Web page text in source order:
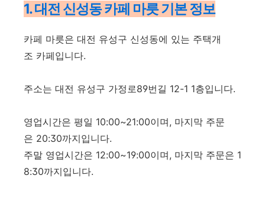
1. 대전 신성동 카페 마릇 기본 정보
카페 마릇은 대전 유성구 신성동에 있는 주택개
조 카페입니다.
주소는 대전 유성구 가정로89번길 12-1 1층입니다.
영업시간은 평일 10:00~21:00이며, 마지막 주문
은 20:30까지입니다.
주말 영업시간은 12:00~19:00이며, 마지막 주문은 1
8:30까지입니다.